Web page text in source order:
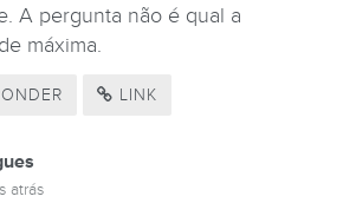
A pergunta não é qual a
máxima.
LINK
atrás